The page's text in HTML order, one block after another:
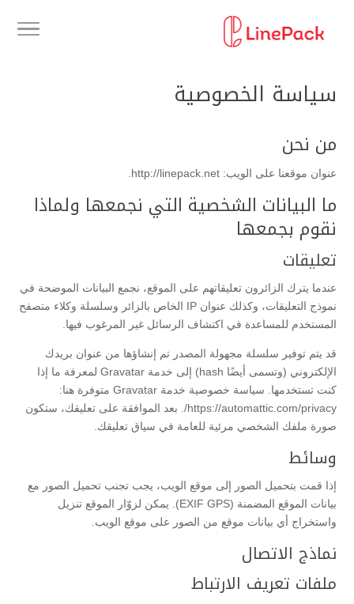
سياسة الخصوصية
من نحن
عنوان موقعنا على الويب: http://linepack.net.
ما البيانات الشخصية التي نجمعها ولماذا
نقوم بجمعها
تعليقات
عندما يترك الزائرون تعليقاتهم على الموقع، نجمع البيانات الموضحة في
نموذج التعليقات، وكذلك عنوان IP الخاص بالزائر وسلسلة وكلاء متصفح
المستخدم للمساعدة في اكتشاف الرسائل غير المرغوب فيها.
قد يتم توفير سلسلة مجهولة المصدر تم إنشاؤها من عنوان بريدك
الإلكتروني (وتسمى أيضًا hash) إلى خدمة Gravatar لمعرفة ما إذا
كنت تستخدمها. سياسة خصوصية خدمة Gravatar متوفرة هنا:
https://automattic.com/privacy/. بعد الموافقة على تعليقك، ستكون
صورة ملفك الشخصي مرئية للعامة في سياق تعليقك.
وسائط
إذا قمت بتحميل الصور إلى موقع الويب، يجب تجنب تحميل الصور مع
بيانات الموقع المضمنة (EXIF GPS). يمكن لزوّار الموقع تنزيل
واستخراج أي بيانات موقع من الصور على موقع الويب.
نماذج الاتصال
ملفات تعريف الارتباط